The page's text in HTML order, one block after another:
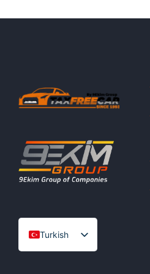
Turkish
English